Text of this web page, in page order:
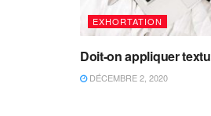
EXHORTATION
Doit-on appliquer
DÉCEMBRE 2, 2020